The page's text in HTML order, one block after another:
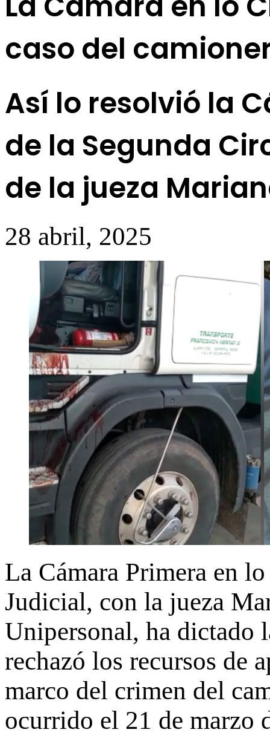
caso del
Así lo resolvió la
de la Segunda
de la jueza
28 abril, 2025
La Cámara Primera en
Judicial, con la jueza
Unipersonal, ha dictado
rechazó los recursos de
marco del crimen del
ocurrido el 21 de marzo